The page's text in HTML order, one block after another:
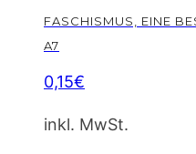
FASCHISMUS, EINE
A7
0,15€
inkl. MwSt.